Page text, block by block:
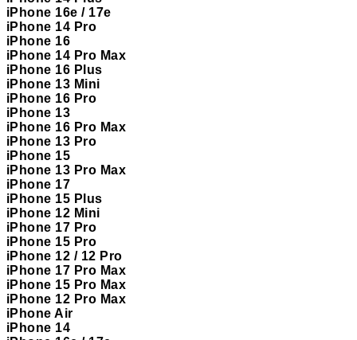
iPhone 16e / 17e
iPhone 14 Pro
iPhone 16
iPhone 14 Pro Max
iPhone 16 Plus
iPhone 13 Mini
iPhone 16 Pro
iPhone 13
iPhone 16 Pro Max
iPhone 13 Pro
iPhone 15
iPhone 13 Pro Max
iPhone 17
iPhone 15 Plus
iPhone 12 Mini
iPhone 17 Pro
iPhone 15 Pro
iPhone 12 / 12 Pro
iPhone 17 Pro Max
iPhone 15 Pro Max
iPhone 12 Pro Max
iPhone Air
iPhone 14